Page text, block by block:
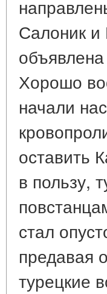
Салоник и
Хорошо
начали
оставить
в пользу,
стал
предавая
турецкие